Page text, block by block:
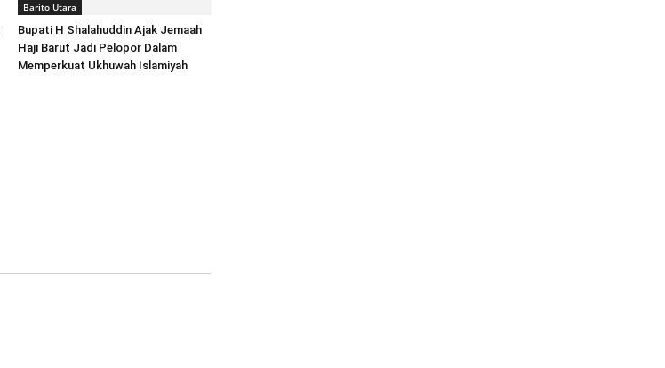
Barito Utara
Bupati H Shalahuddin Ajak Jemaah
Haji Barut Jadi Pelopor Dalam
Memperkuat Ukhuwah Islamiyah